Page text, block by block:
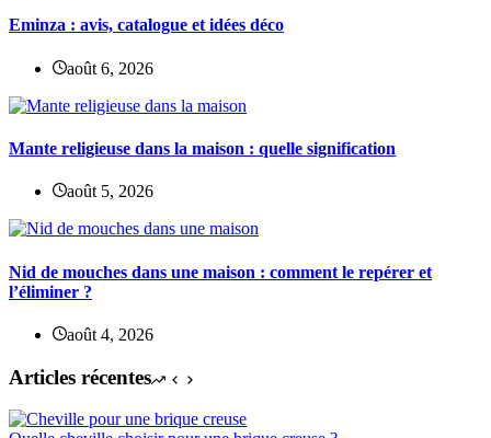
Eminza : avis, catalogue et idées déco
août 6, 2026
Mante religieuse dans la maison : quelle signification
août 5, 2026
Nid de mouches dans une maison : comment le repérer et
l’éliminer ?
août 4, 2026
Articles récentes